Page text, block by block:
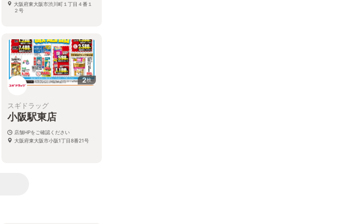
大阪府東大阪市渋川町１丁目４番１
２号
2枚
スギドラッグ
小阪駅東店
店舗HPをご確認ください
大阪府東大阪市小阪1丁目8番21号